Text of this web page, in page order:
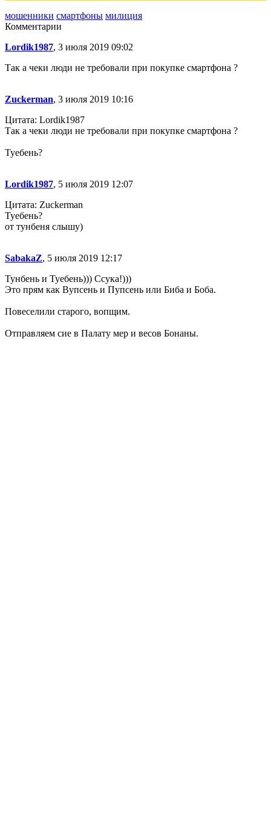
мошенники смартфоны милиция
Комментарии
Lordik1987, 3 июля 2019 09:02
Так а чеки люди не требовали при покупке смартфона ?
Zuckerman, 3 июля 2019 10:16
Цитата: Lordik1987
Так а чеки люди не требовали при покупке смартфона ?
Туебень?
Lordik1987, 5 июля 2019 12:07
Цитата: Zuckerman
Туебень?
от тунбеня слышу)
SabakaZ, 5 июля 2019 12:17
Тунбень и Туебень))) Ссука!)))
Это прям как Вупсень и Пупсень или Биба и Боба.
Повеселили старого, вопщим.
Отправляем сие в Палату мер и весов Бонаны.